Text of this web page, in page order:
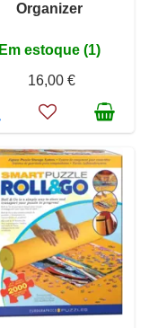
Organizer
Em estoque (1)
16,00 €